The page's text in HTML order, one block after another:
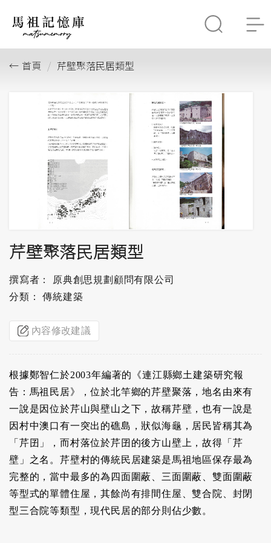
首頁 芹壁聚落民居類型
芹壁聚落民居類型
撰寫者： 原典創思規劃顧問有限公司
分類： 傳統建築
內容修改建議
根據鄭智仁於2003年編著的《連江縣鄉土建築研究報
告：馬祖民居》，位於北竿鄉的芹壁聚落，地名由來有
一說是因位於芹山與壁山之下，故稱芹壁，也有一說是
因村中澳口有一突出的礁島，狀似海龜，居民皆稱其為
「芹囝」，而村落位於芹囝的後方山壁上，故得「芹
壁」之名。芹壁村的傳統民居建築是馬祖地區保存最為
完整的，當中最多的為四面圍蔽、三面圍蔽、雙面圍蔽
等型式的單體住屋，其餘尚有排間住屋、雙合院、封閉
型三合院等類型，現代民居的部分則佔少數。